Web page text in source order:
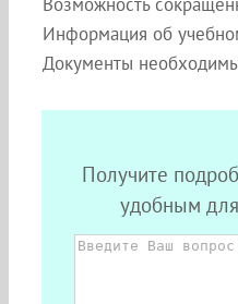
Информация об
Документы
Получите
удобным